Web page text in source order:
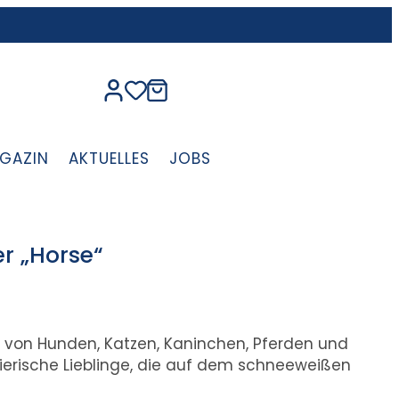
AKTUELLES JOBS
„Horse“
Hunden, Katzen, Kaninchen, Pferden und
Lieblinge, die auf dem schneeweißen